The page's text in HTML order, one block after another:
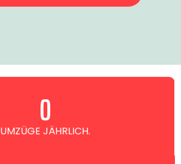
UMZÜGE JÄHRLICH.
0